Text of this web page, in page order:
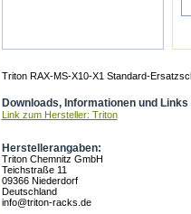
Triton RAX-MS-X10-X1 Standard-
Downloads, Informationen und
Link zum Hersteller: Triton
Herstellerangaben:
Triton Chemnitz GmbH
Teichstraße 11
09366 Niederdorf
Deutschland
info@triton-racks.de